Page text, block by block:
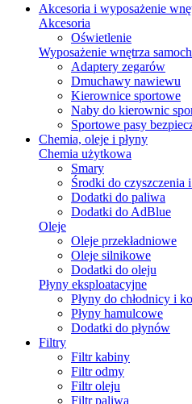
Akcesoria i wyposażenie
Akcesoria
Oświetlenie
Wyposażenie wnętrza
Adaptery zegarów
Dmuchawy nawiewu
Kierownice sportowe
Naby do kierownic
Sportowe pasy
Chemia, oleje i płyny
Chemia użytkowa
Smary
Środki do czyszczenia
Dodatki do paliwa
Dodatki do AdBlue
Oleje
Oleje przekładniowe
Oleje silnikowe
Dodatki do oleju
Płyny eksploatacyjne
Płyny do chłodnicy i
Płyny hamulcowe
Dodatki do płynów
Filtry
Filtr kabiny
Filtr odmy
Filtr oleju
Filtr paliwa